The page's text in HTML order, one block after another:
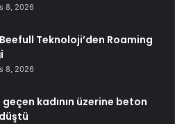
8, 2026
Teknoloji’den Roaming
8, 2026
kadının üzerine beton